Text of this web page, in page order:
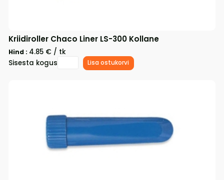
Kriidiroller Chaco Liner LS-300 Kollane
Hind : 4.85 € / tk
Sisesta kogus
Lisa ostukorvi